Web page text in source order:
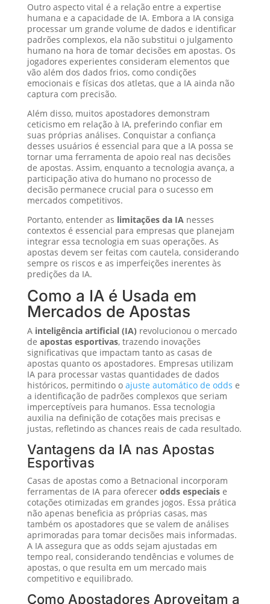
Outro aspecto vital é a relação entre a expertise
humana e a capacidade de IA. Embora a IA consiga
processar um grande volume de dados e identificar
padrões complexos, ela não substitui o julgamento
humano na hora de tomar decisões em apostas. Os
jogadores experientes consideram elementos que
vão além dos dados frios, como condições
emocionais e físicas dos atletas, que a IA ainda não
captura com precisão.
Além disso, muitos apostadores demonstram
ceticismo em relação à IA, preferindo confiar em
suas próprias análises. Conquistar a confiança
desses usuários é essencial para que a IA possa se
tornar uma ferramenta de apoio real nas decisões
de apostas. Assim, enquanto a tecnologia avança, a
participação ativa do humano no processo de
decisão permanece crucial para o sucesso em
mercados competitivos.
Portanto, entender as limitações da IAnesses
contextos é essencial para empresas que planejam
integrar essa tecnologia em suas operações. As
apostas devem ser feitas com cautela, considerando
sempre os riscos e as imperfeições inerentes às
predições da IA.
Como a IA é Usada em
Mercados de Apostas
A inteligência artificial (IA) revolucionou o mercado
de apostas esportivas, trazendo inovações
significativas que impactam tanto as casas de
apostas quanto os apostadores. Empresas utilizam
IA para processar vastas quantidades de dados
históricos, permitindo o ajuste automático de odds e
a identificação de padrões complexos que seriam
imperceptíveis para humanos. Essa tecnologia
auxilia na definição de cotações mais precisas e
justas, refletindo as chances reais de cada resultado.
Vantagens da IA nas Apostas
Esportivas
Casas de apostas como a Betnacional incorporam
ferramentas de IA para oferecer odds especiaise
cotações otimizadas em grandes jogos. Essa prática
não apenas beneficia as próprias casas, mas
também os apostadores que se valem de análises
aprimoradas para tomar decisões mais informadas.
A IA assegura que as odds sejam ajustadas em
tempo real, considerando tendências e volumes de
apostas, o que resulta em um mercado mais
competitivo e equilibrado.
Como Apostadores Aproveitam a